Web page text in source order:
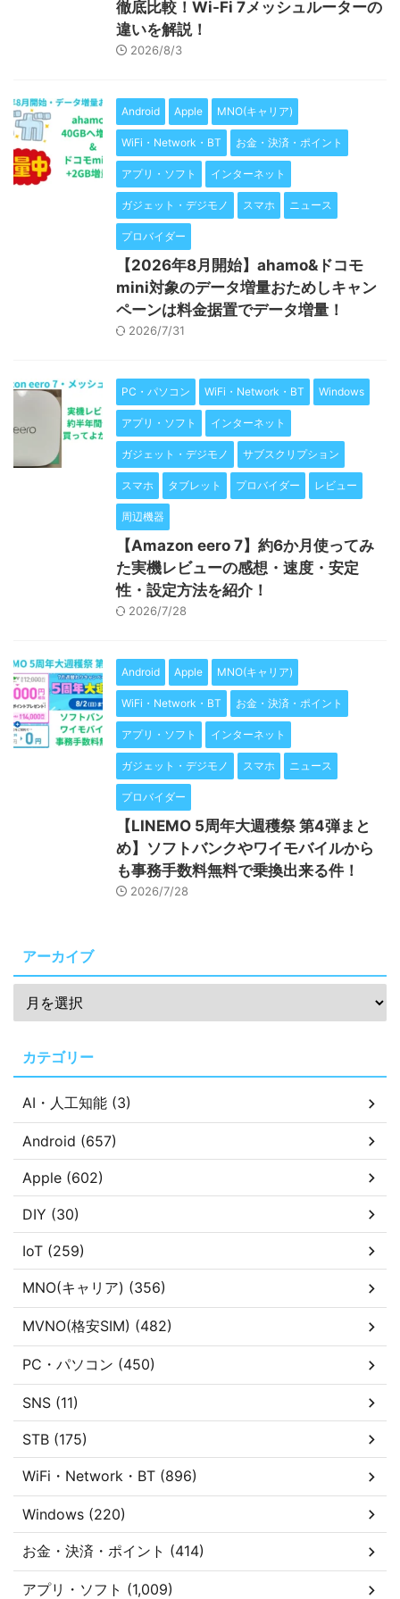
徹底比較！Wi-Fi 7メッシュルーターの
違いを解説！
2026/8/3
Android Apple MNO(キャリア)
WiFi・Network・BT お金・決済・ポイント
アプリ・ソフト インターネット
ガジェット・デジモノ スマホ ニュース
プロバイダー
【2026年8月開始】ahamo&ドコモ
mini対象のデータ増量おためしキャン
ペーンは料金据置でデータ増量！
2026/7/31
PC・パソコン WiFi・Network・BT Windows
アプリ・ソフト インターネット
ガジェット・デジモノ サブスクリプション
スマホ タブレット プロバイダー レビュー
周辺機器
【Amazon eero 7】約6か月使ってみ
た実機レビューの感想・速度・安定
性・設定方法を紹介！
2026/7/28
Android Apple MNO(キャリア)
WiFi・Network・BT お金・決済・ポイント
アプリ・ソフト インターネット
ガジェット・デジモノ スマホ ニュース
プロバイダー
【LINEMO 5周年大週穫祭 第4弾まと
め】ソフトバンクやワイモバイルから
も事務手数料無料で乗換出来る件！
2026/7/28
アーカイブ
カテゴリー
AI・人工知能 (3)
Android (657)
Apple (602)
DIY (30)
IoT (259)
MNO(キャリア) (356)
MVNO(格安SIM) (482)
PC・パソコン (450)
SNS (11)
STB (175)
WiFi・Network・BT (896)
Windows (220)
お金・決済・ポイント (414)
アプリ・ソフト (1,009)